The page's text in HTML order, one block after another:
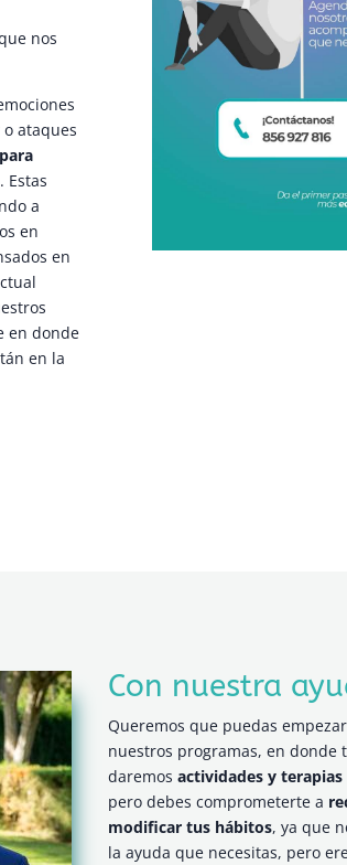
nos
ataques
Estas
a
en
en
en donde
en la
Con nuestra
Queremos que puedas
nuestros programas, en donde
daremosactividades y
pero debes comprometerte a
modificar tus hábitos, ya que
la ayuda que necesitas, pero